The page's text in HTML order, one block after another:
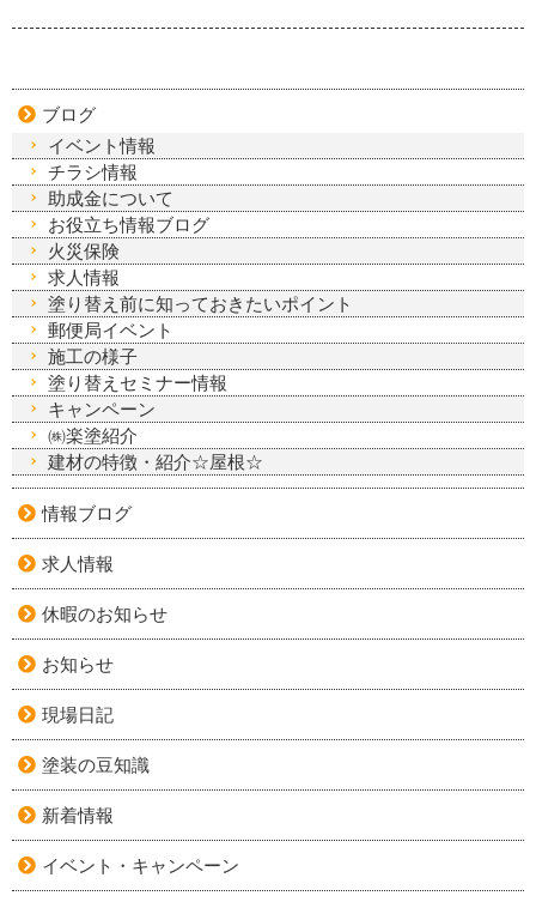
ブログ
イベント情報
チラシ情報
助成金について
お役立ち情報ブログ
火災保険
求人情報
塗り替え前に知っておきたいポイント
郵便局イベント
施工の様子
塗り替えセミナー情報
キャンペーン
㈱楽塗紹介
建材の特徴・紹介☆屋根☆
情報ブログ
求人情報
休暇のお知らせ
お知らせ
現場日記
塗装の豆知識
新着情報
イベント・キャンペーン